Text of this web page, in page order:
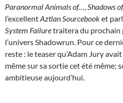
Paranormal Animals of…,Shadows
l’excellentAztlan Sourcebooket
System Failuretraitera du prochain
l’univers Shadowrun. Pour ce
reste : le teaser qu’Adam Jury
même­ sur sa sortie cet été même;
ambitieuse aujourd’hui.